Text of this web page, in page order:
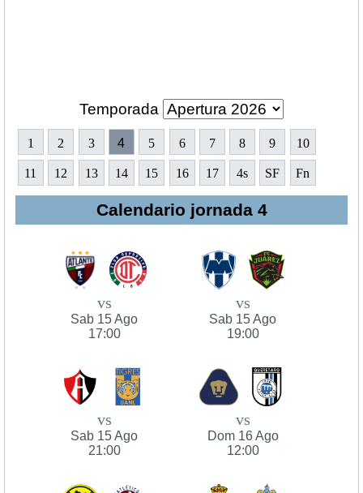
Temporada
1 2 3 4 5 6 7 8 9 10
11 12 13 14 15 16 17 4s SF Fn
Calendario jornada 4
vs
Sab 15 Ago
17:00
vs
Sab 15 Ago
19:00
vs
Sab 15 Ago
21:00
vs
Dom 16 Ago
12:00